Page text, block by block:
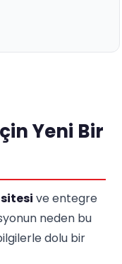
Yeni Bir
ve entegre
neden bu
dolu bir